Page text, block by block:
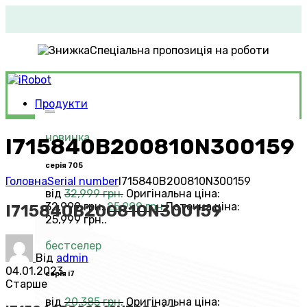
Спеціальна пропозиція на роботи
Продукти
новинка
серія 705
від 32,999грн. Оригінальна ціна:
32,999 грн..25,999грн.Поточна ціна:
25,999 грн..
бестселер
серія i7
від 20,385грн. Оригінальна ціна:
I715840B200810N300159
ГоловнаSerial numberI715840B200810N300159
I715840B200810N300159
Від admin
04.01.2023
Старше